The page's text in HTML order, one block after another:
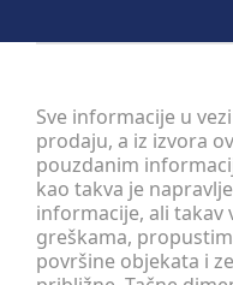
Sve informacije u
prodaju, a iz izvora
pouzdanim
kao takva je
informacije, ali takav
greškama,
površine objekata i